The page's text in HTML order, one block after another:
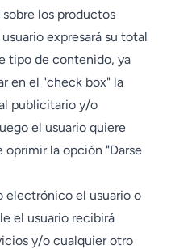
los productos
expresará su total
tipo de contenido, ya
en el "check box" la
publicitario y/o
el usuario quiere
la opción "Darse
electrónico el usuario o
el usuario recibirá
y/o cualquier otro